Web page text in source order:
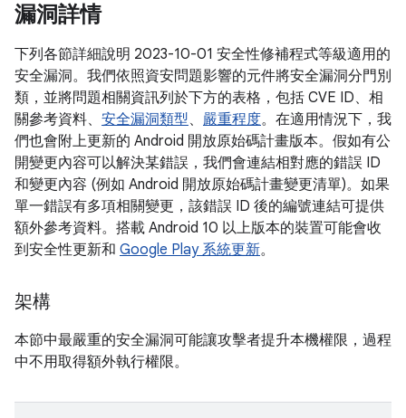
漏洞詳情
下列各節詳細說明 2023-10-01 安全性修補程式等級適用的
安全漏洞。我們依照資安問題影響的元件將安全漏洞分門別
類，並將問題相關資訊列於下方的表格，包括 CVE ID、相
關參考資料、 安全漏洞類型、 嚴重程度。在適用情況下，我
們也會附上更新的 Android 開放原始碼計畫版本。假如有公
開變更內容可以解決某錯誤，我們會連結相對應的錯誤 ID
和變更內容 (例如 Android 開放原始碼計畫變更清單)。如果
單一錯誤有多項相關變更，該錯誤 ID 後的編號連結可提供
額外參考資料。搭載 Android 10 以上版本的裝置可能會收
到安全性更新和 Google Play 系統更新。
架構
本節中最嚴重的安全漏洞可能讓攻擊者提升本機權限，過程
中不用取得額外執行權限。